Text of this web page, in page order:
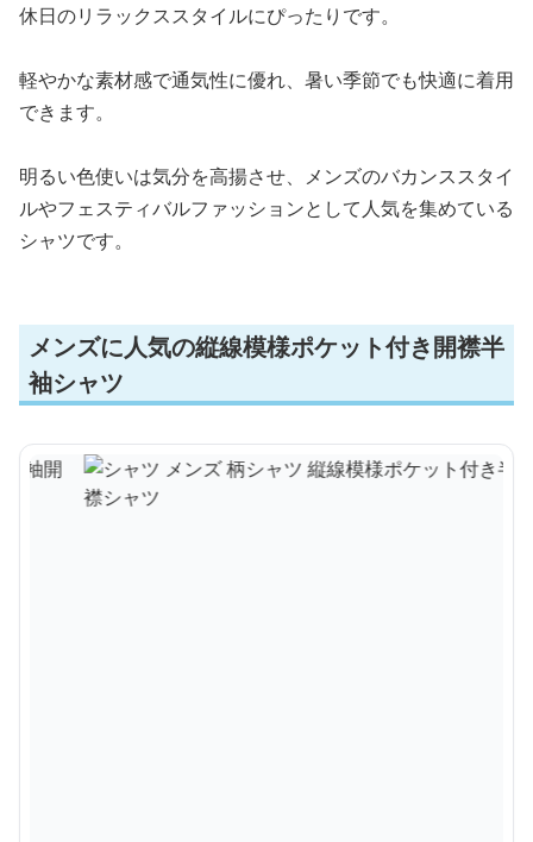
休日のリラックススタイルにぴったりです。
軽やかな素材感で通気性に優れ、暑い季節でも快適に着用
できます。
明るい色使いは気分を高揚させ、メンズのバカンススタイ
ルやフェスティバルファッションとして人気を集めている
シャツです。
メンズに人気の縦線模様ポケット付き開襟半
袖シャツ